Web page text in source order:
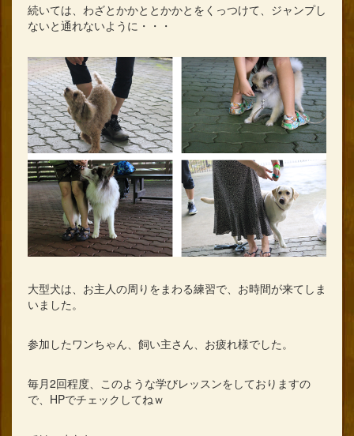
続いては、わざとかかととかかとをくっつけて、ジャンプし
ないと通れないように・・・
大型犬は、お主人の周りをまわる練習で、お時間が来てしま
いました。
参加したワンちゃん、飼い主さん、お疲れ様でした。
毎月2回程度、このような学びレッスンをしておりますの
で、HPでチェックしてねｗ